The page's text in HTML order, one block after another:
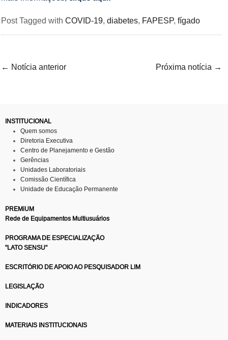
Post Tagged withCOVID-19,diabetes, FAPESP,fígado
← Notícia anterior Próxima notícia →
INSTITUCIONAL
Quem somos
Diretoria Executiva
Centro de Planejamento e Gestão
Gerências
Unidades Laboratoriais
Comissão Científica
Unidade de Educação Permanente
PREMiUM
Rede de Equipamentos Multiusuários
PROGRAMA DE ESPECIALIZAÇÃO
"LATO SENSU"
ESCRITÓRIO DE APOIO AO PESQUISADOR LIM
LEGISLAÇÃO
INDICADORES
MATERIAIS INSTITUCIONAIS